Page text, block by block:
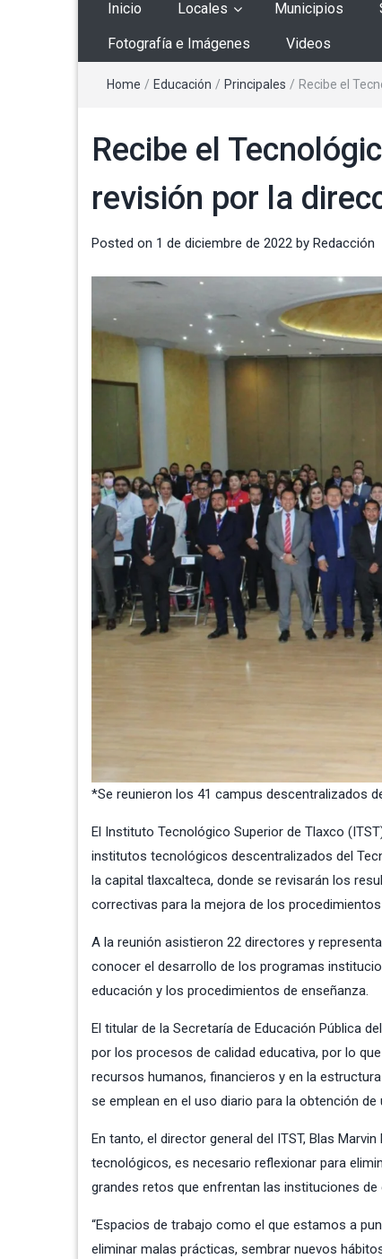
Inicio Locales Municipios
Fotografía e Imágenes Videos
Home / Educación / Principales / Recibe el
Recibe el
revisión por la
Posted on 1 de diciembre de 2022 by Redacción
*Se reunieron los 41 campus descentralizados
El Instituto Tecnológico Superior de Tlaxco
institutos tecnológicos descentralizados del
la capital tlaxcalteca, donde se revisarán los
correctivas para la mejora de los
A la reunión asistieron 22 directores y
conocer el desarrollo de los programas
educación y los procedimientos de enseñanza.
El titular de la Secretaría de Educación Pública
por los procesos de calidad educativa, por lo
recursos humanos, financieros y en la
se emplean en el uso diario para la obtención de
En tanto, el director general del ITST, Blas
tecnológicos, es necesario reflexionar para
grandes retos que enfrentan las instituciones de
“Espacios de trabajo como el que estamos a
eliminar malas prácticas, sembrar nuevos